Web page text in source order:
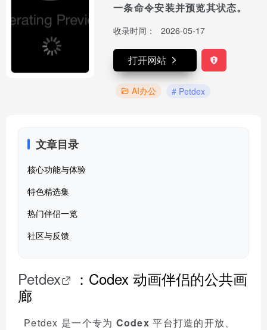
一条命令安装并预览其状态。
收录时间： 2026-05-17
打开网站
AI办公 # Petdex
文章目录
核心功能与体验
特色精选集
热门伴侣一览
社区与反馈
Petdex
：Codex 动画伴侣的公共画
廊
Petdex 是一个专为 Codex 平台打造的开放、